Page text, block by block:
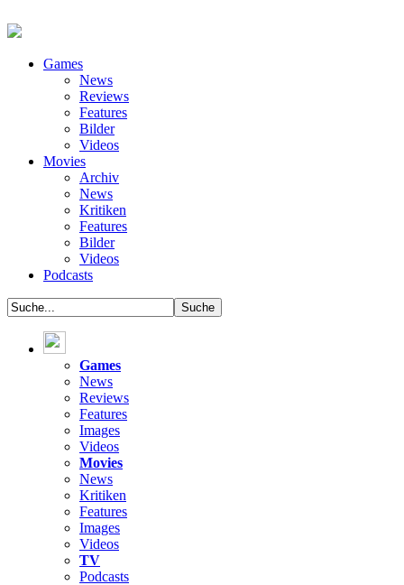
Games
News
Reviews
Features
Bilder
Videos
Movies
Archiv
News
Kritiken
Features
Bilder
Videos
Podcasts
Games
News
Reviews
Features
Images
Videos
Movies
News
Kritiken
Features
Images
Videos
TV
Podcasts